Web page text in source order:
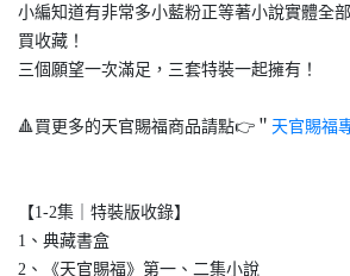
小編知道有非常多小藍粉正等著小說實體全
買收藏！
三個願望一次滿足，三套特裝一起擁有！
🔺買更多的天官賜福商品請點👉＂ 天官賜福
【1-2集｜特裝版收錄】
1、典藏書盒
2、《天官賜福》第一、二集小說